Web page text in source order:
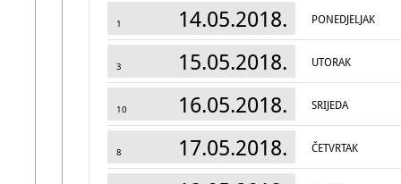
1 14.05.2018. PONEDJELJAK
3 15.05.2018. UTORAK
10 16.05.2018. SRIJEDA
8 17.05.2018. ČETVRTAK